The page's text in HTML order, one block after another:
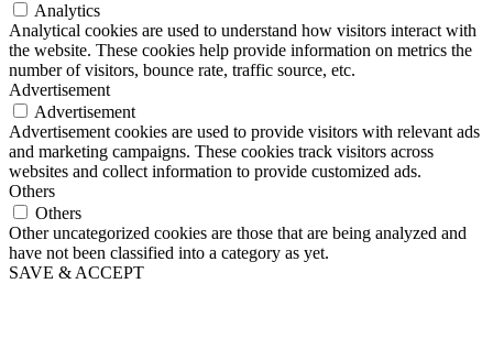
Analytics
Analytical cookies are used to understand how visitors interact with
the website. These cookies help provide information on metrics the
number of visitors, bounce rate, traffic source, etc.
Advertisement
Advertisement
Advertisement cookies are used to provide visitors with relevant ads
and marketing campaigns. These cookies track visitors across
websites and collect information to provide customized ads.
Others
Others
Other uncategorized cookies are those that are being analyzed and
have not been classified into a category as yet.
SAVE & ACCEPT